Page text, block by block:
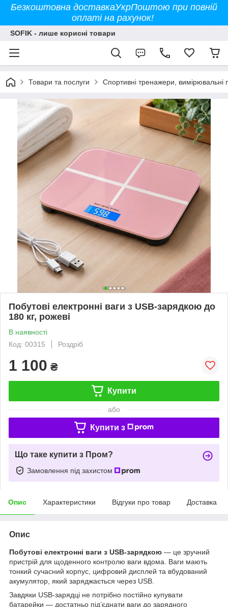
Безкоштовна доставкаУкрПоштою при повній
оплаті на рахунок!
SOFIK - лише корисні товари
Товари та послуги Спортивні тренажери, вимірювальні
Побутові електронні ваги з USB-зарядкою до
180 кг, рожеві
В наявності
Код: 00315
Роздріб
1 100 ₴
Купити
або
Купити з
Що таке купити з Пром?
Замовлення під захистом
Опис Характеристики Відгуки про товар Доставка
Опис
Побутові електронні ваги з USB-зарядкою — це зручний
пристрій для щоденного контролю ваги вдома. Ваги мають
тонкий сучасний корпус, цифровий дисплей та вбудований
акумулятор, який заряджається через USB.
Завдяки USB-зарядці не потрібно постійно купувати
батарейки — достатньо під’єднати ваги до зарядного